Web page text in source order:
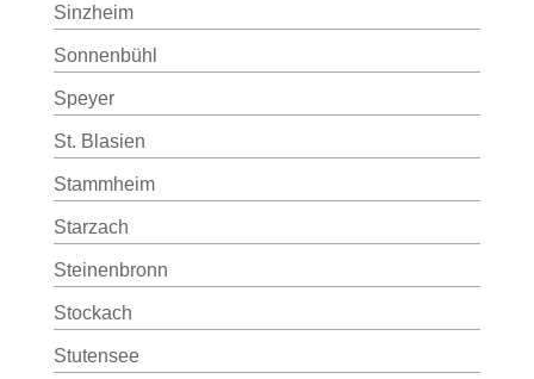
Sinzheim
Sonnenbühl
Speyer
St. Blasien
Stammheim
Starzach
Steinenbronn
Stockach
Stutensee